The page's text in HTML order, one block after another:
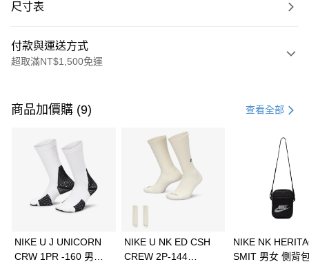
尺寸表
付款與運送方式
超取滿NT$1,500免運
信用卡一次付款
3 期 0 利率 每期 21家銀行
合作金庫商業銀行
第一商業銀行
華南商業銀行
彰化商業銀行
上海商業儲蓄銀行
Apple Pay
全盈+PAY
商品加價購 (9) 查看全部
NIKE U J UNICORN
CRW 1PR -160 男女
NIKE U NK ED CSH
CREW 2P-144
NIKE NK
SMIT 男女 側背